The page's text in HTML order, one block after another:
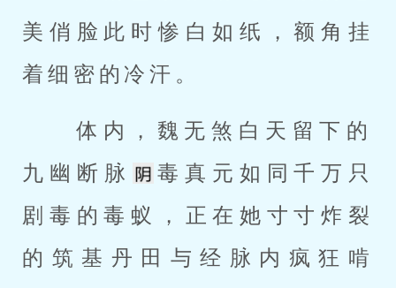
美俏脸此时惨白如纸，额角挂
着细密的冷汗。
九幽断脉
毒真元如同千万只
剧毒的毒蚁，正在她寸寸炸裂
的筑基丹田与经脉内疯狂啃